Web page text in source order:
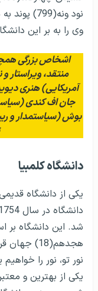
نود
وی را به بر این
اشخاص بزرگی
منتقد،
آمریکایی) هنری
جان اف کندی
بوش (سیاستمدار و
دانشگاه کلمبیا
یکی از دانشگاه
هجدهم(18)
نور تو، نور را
یکی از بهترین و